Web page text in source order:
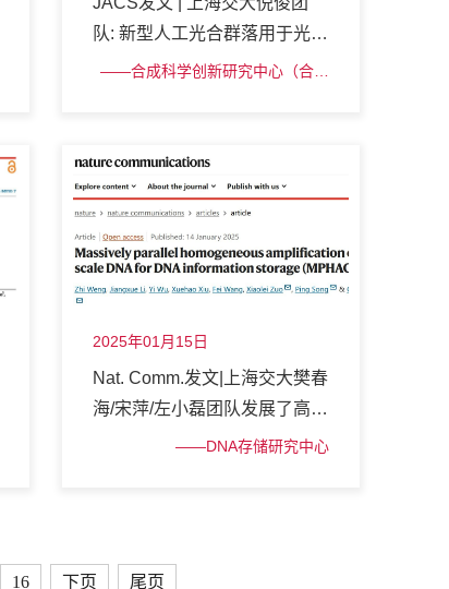
队: 新型人工光合群落用于光驱
动负碳生物合成
——合成科学创新研究中心（合成
2025年01月15日
Nat. Comm.发文|上海交大樊春
海/宋萍/左小磊团队发展了高通
量均一核酸扩展技术实现规模
——DNA存储研究中心
16 下页 尾页